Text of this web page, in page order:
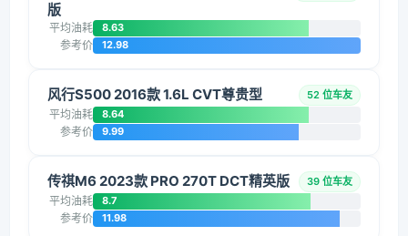
版
平均油耗 8.63
参考价 12.98
风行S500 2016款 1.6L CVT尊贵型 52 位车友
平均油耗 8.64
参考价 9.99
传祺M6 2023款 PRO 270T DCT精英版 39 位车友
平均油耗 8.7
参考价 11.98